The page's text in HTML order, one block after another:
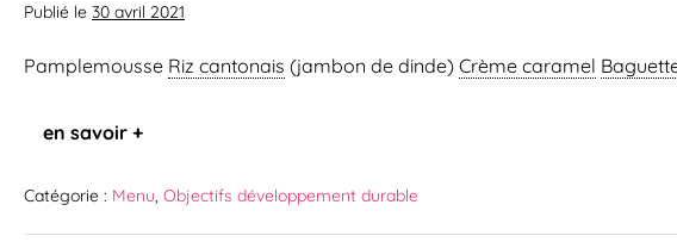
Publié le 30 avril 2021
Pamplemousse Riz cantonais (jambon de dinde) Crème caramel
en savoir +
Catégorie : Menu, Objectifs développement durable